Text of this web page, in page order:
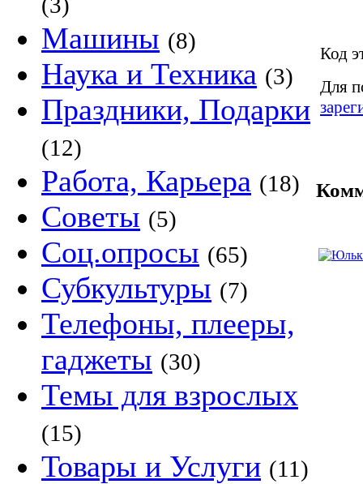
Машины (8)
Наука и Техника (3)
Праздники, Подарки
(12)
Работа, Карьера (18)
Советы (5)
Соц.опросы (65)
Субкультуры (7)
Телефоны, плееры,
гаджеты (30)
Темы для взрослых
(15)
Товары и Услуги (11)
Код
Для